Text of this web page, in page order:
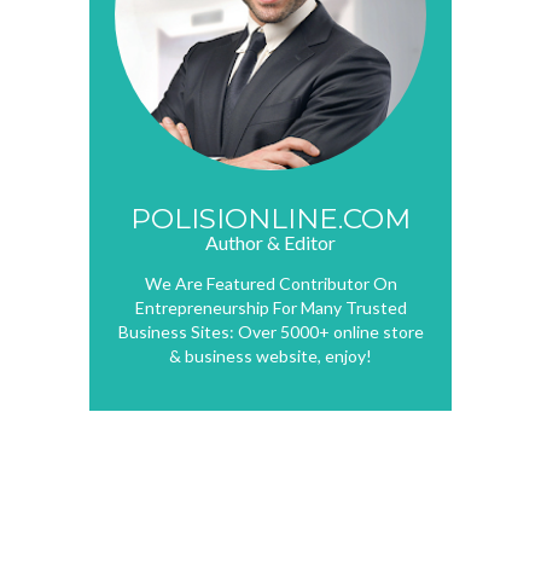
POLISIONLINE.COM
Author & Editor
We Are Featured Contributor On
Entrepreneurship For Many Trusted
Business Sites: Over 5000+ online store
& business website, enjoy!